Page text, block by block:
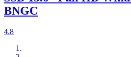
BNGC
4.8